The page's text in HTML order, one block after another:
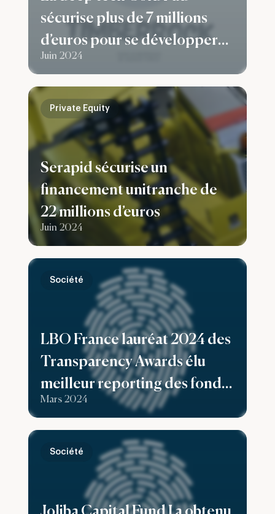
sécurise plus de 7 millions
d’euros pour se développer
sur les secteurs des énergies
renouvelables et le BTP
Juin 2024
Serapid sécurise un
financement unitranche de
22 millions d’euros
Juin 2024
Private Equity
LBO France lauréat 2024 des
Transparency Awards élu
meilleur reporting des fonds
de Private Equity
Mars 2024
Société
Société